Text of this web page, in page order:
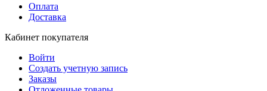
Оплата
Доставка
Кабинет покупателя
Войти
Создать учетную запись
Заказы